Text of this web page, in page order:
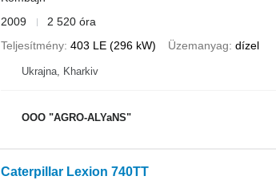
2009
2 520 óra
Teljesítmény 403 LE (296 kW) Üzemanyag dízel
Ukrajna, Kharkiv
OOO "AGRO-ALYaNS"
Caterpillar Lexion 740TT